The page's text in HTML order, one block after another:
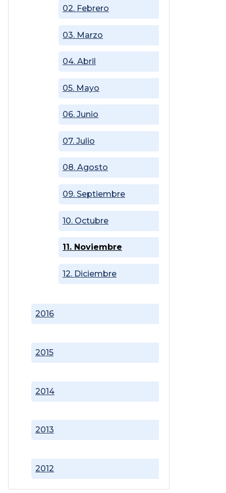
2012
2013
2014
2015
2016
02. Febrero
03. Marzo
04. Abril
05. Mayo
06. Junio
07. Julio
08. Agosto
09. Septiembre
10. Octubre
11. Noviembre
12. Diciembre